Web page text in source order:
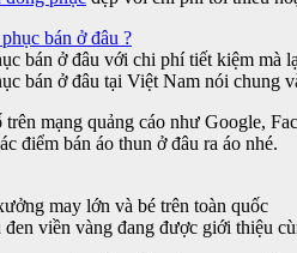
bán ở đâu với chi phí tiết kiệm mà
bán ở đâu tại Việt Nam nói chung
mạng quảng cáo như Google,
điểm bán áo thun ở đâu ra áo nhé.
may lớn và bé trên toàn quốc
đen viền vàng đang được giới